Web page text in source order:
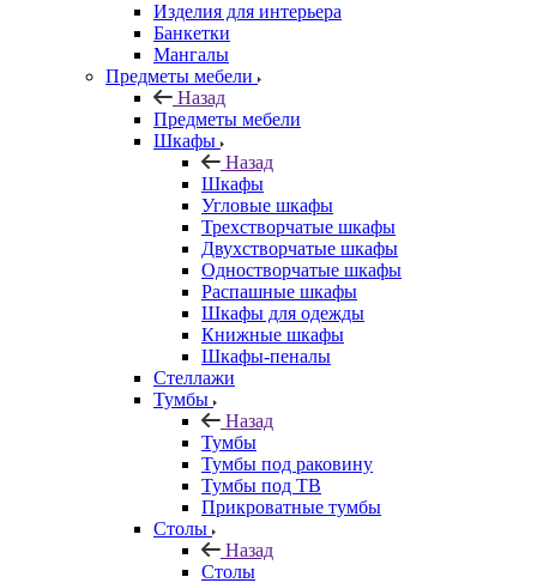
Изделия для интерьера
Банкетки
Мангалы
Предметы мебели
Назад
Предметы мебели
Шкафы
Назад
Шкафы
Угловые шкафы
Трехстворчатые шкафы
Двухстворчатые шкафы
Одностворчатые шкафы
Распашные шкафы
Шкафы для одежды
Книжные шкафы
Шкафы-пеналы
Стеллажи
Тумбы
Назад
Тумбы
Тумбы под раковину
Тумбы под ТВ
Прикроватные тумбы
Столы
Назад
Столы